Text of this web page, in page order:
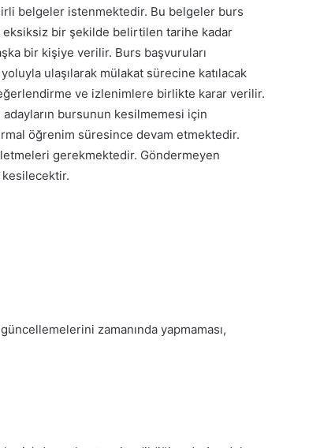
belgeler istenmektedir. Bu belgeler burs
bir şekilde belirtilen tarihe kadar
bir kişiye verilir. Burs başvuruları
ulaşılarak mülakat sürecine katılacak
ve izlenimlere birlikte karar verilir.
adayların bursunun kesilmemesi için
öğrenim süresince devam etmektedir.
gerekmektedir. Göndermeyen
zamanında yapmaması,